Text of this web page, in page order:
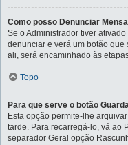
Como posso Denunciar
Se o Administrador tiver
denunciar e verá um botão
ali, será encaminhado às
Topo
Para que serve o botão
Esta opção permite-lhe
tarde. Para recarregá-lo, vá ao
separador Geral opção